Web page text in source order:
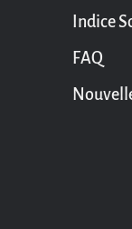
Indice
FAQ